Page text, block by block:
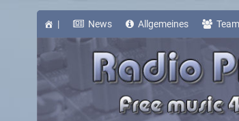
| News Allgemeines Team